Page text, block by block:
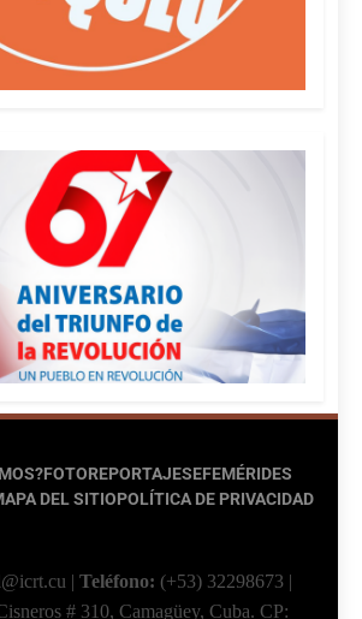
FOTOREPORTAJESEFEMÉRIDES
DEL SITIOPOLÍTICA DE PRIVACIDAD
| Teléfono: (+53) 32298673 |
# 310, Camagüey, Cuba. CP: